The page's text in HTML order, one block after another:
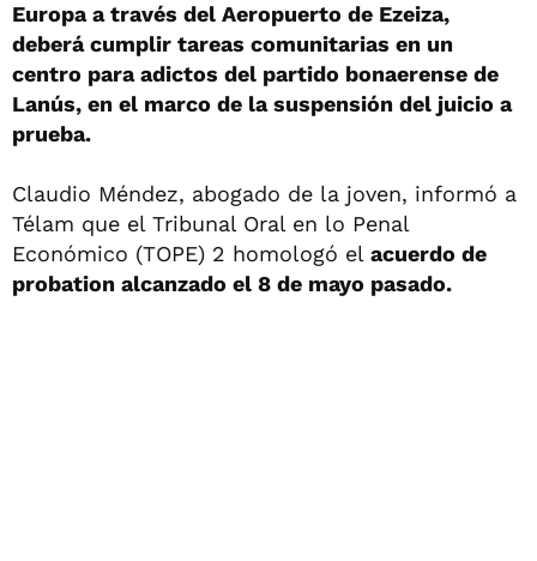
Europa a través del Aeropuerto de Ezeiza,
deberá cumplir tareas comunitarias en un
centro para adictos del partido bonaerense de
Lanús, en el marco de la suspensión del juicio a
prueba.
Claudio Méndez, abogado de la joven, informó a
Télam que el Tribunal Oral en lo Penal
Económico (TOPE) 2 homologó el acuerdo de
probation alcanzado el 8 de mayo pasado.